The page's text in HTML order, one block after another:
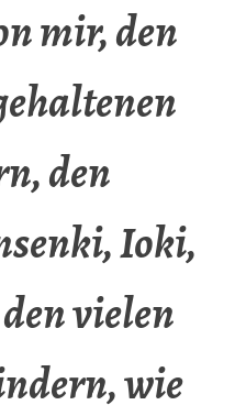
mir, den
den
Ioki,
vielen
wie